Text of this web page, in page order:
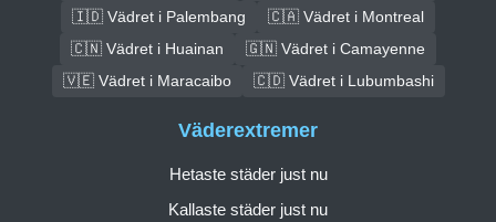
🇮🇩 Vädret i Palembang
🇨🇦 Vädret i Montreal
🇨🇳 Vädret i Huainan
🇬🇳 Vädret i Camayenne
🇻🇪 Vädret i Maracaibo
🇨🇩 Vädret i Lubumbashi
Väderextremer
Hetaste städer just nu
Kallaste städer just nu